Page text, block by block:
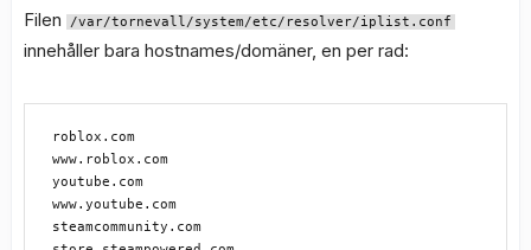
Filen /var/tornevall/system/etc/resolver/iplist.conf
innehåller bara hostnames/domäner, en per rad:
roblox.com
www.roblox.com
youtube.com
www.youtube.com
steamcommunity.com